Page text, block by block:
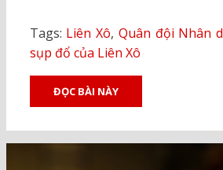
Tags: Liên Xô, Quân đội Nhân
sụp đổ của Liên Xô
ĐỌC BÀI NÀY